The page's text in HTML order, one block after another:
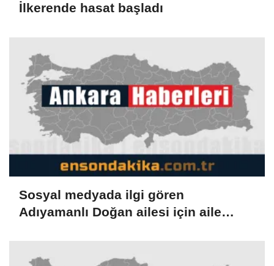
İlkerende hasat başladı
Sosyal medyada ilgi gören
Adıyamanlı Doğan ailesi için aile